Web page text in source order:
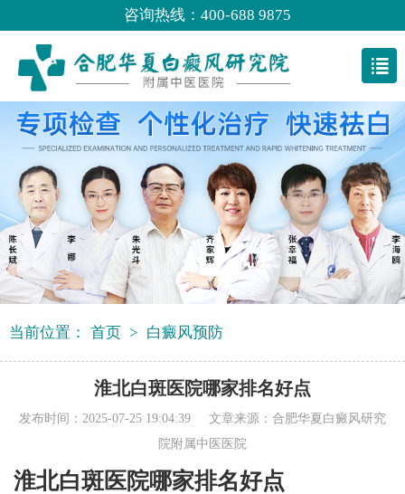
咨询热线：400-688 9875
当前位置： 首页 > 白癜风预防
淮北白斑医院哪家排名好点
发布时间：2025-07-25 19:04:39 文章来源： 合肥华夏白癜风研究
院附属中医医院
淮北白斑医院哪家排名好点